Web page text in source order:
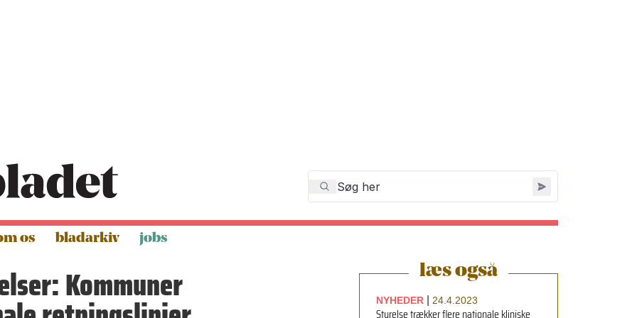
os bladarkiv jobs
Kommuner læs også
NYHEDER| 24.4.2023
Styrelse trækker flere nationale kliniske